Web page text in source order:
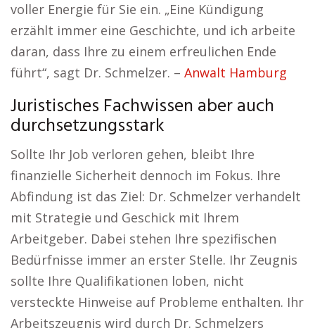
voller Energie für Sie ein. „Eine Kündigung
erzählt immer eine Geschichte, und ich arbeite
daran, dass Ihre zu einem erfreulichen Ende
führt“, sagt Dr. Schmelzer. – Anwalt Hamburg
Juristisches Fachwissen aber auch
durchsetzungsstark
Sollte Ihr Job verloren gehen, bleibt Ihre
finanzielle Sicherheit dennoch im Fokus. Ihre
Abfindung ist das Ziel: Dr. Schmelzer verhandelt
mit Strategie und Geschick mit Ihrem
Arbeitgeber. Dabei stehen Ihre spezifischen
Bedürfnisse immer an erster Stelle. Ihr Zeugnis
sollte Ihre Qualifikationen loben, nicht
versteckte Hinweise auf Probleme enthalten. Ihr
Arbeitszeugnis wird durch Dr. Schmelzers